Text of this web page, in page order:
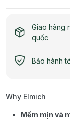
Giao hàng
quốc
Bảo hành
Why Elmich
Mềm mịn và